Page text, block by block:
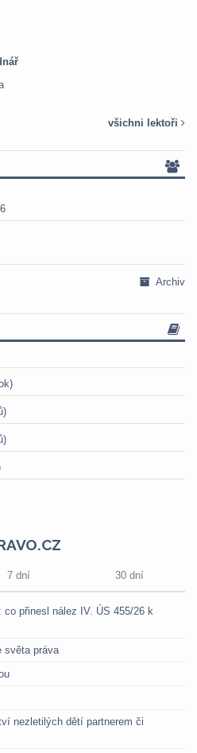
všichni lektoři
Archiv
7 dní 30 dní
přinesl nález IV. ÚS 455/26 k
světa práva
nezletilých dětí partnerem či